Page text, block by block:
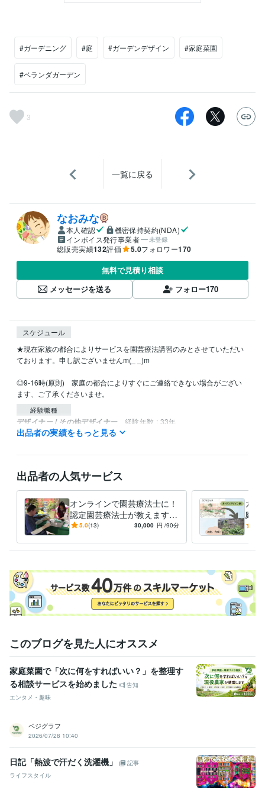
#ガーデニング #庭 #ガーデンデザイン #家庭菜園
#ベランダガーデン
3
一覧に戻る
なおみな
本人確認
機密保持契約(NDA)
インボイス発行事業者
未登録
総販売実績132評価 5.0フォロワー170
無料で見積り相談
メッセージを送る
フォロー170
スケジュール
★現在家族の都合によりサービスを園芸療法講習のみとさせていただい
ております。申し訳ございませんm(_ _)m
◎9-16時(原則)　家庭の都合によりすぐにご連絡できない場合がござい
経験職種
デザイナー / その他デザイナー 経験年数 : 33年
営業 / 営業事務・アシスタント 経験年数 : 7年
認知症における園芸療法の効果
療法 園芸療法のバイリンガル絵本「ゆめいろガーデン」
資格・検定
作業療法士 取得年 : 2011年
介護福祉士 取得年 : 2010年
ライティング・翻訳 園芸、ガーデニングに関するライティング 園芸
療法、リハビリ、介護に関する講演
オランダスタイルのフラワーデ
ザイン講習
語学力
出品者の実績をもっと見る
出品者の人気サービス
オンラインで園芸療法士に！
認定園芸療法士が教えます
植物で人を癒す園芸療法を1
します
5.0(13) 30,000 円 /90分
ガー
庭作
プロ
ス♫
このブログを見た人にオススメ
家庭菜園で「次に何をすればいい？」を整理す
る相談サービスを始めました
告知
エンタメ・趣味
ベジグラフ
2026/07/28 10:40
日記「熱波で汗だく洗濯機」
記事
ライフスタイル